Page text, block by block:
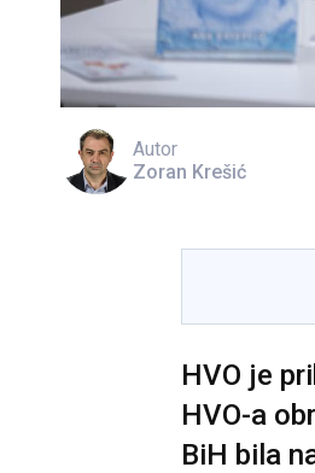
Autor
Zoran Krešić
HVO je
HVO-a
BiH bila